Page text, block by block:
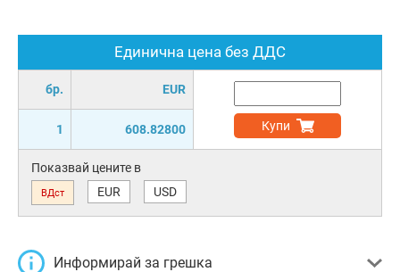
Единична цена без ДДС
бр. EUR
1 608.82800 Купи
Показвай цените в
ВДст EUR USD
Информирай за грешка